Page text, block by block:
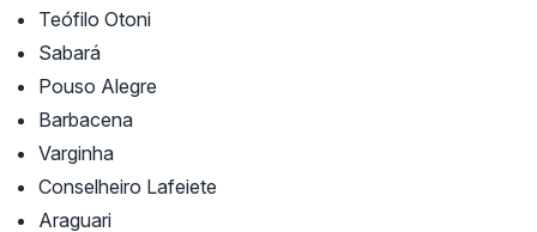
Teófilo Otoni
Sabará
Pouso Alegre
Barbacena
Varginha
Conselheiro Lafeiete
Araguari